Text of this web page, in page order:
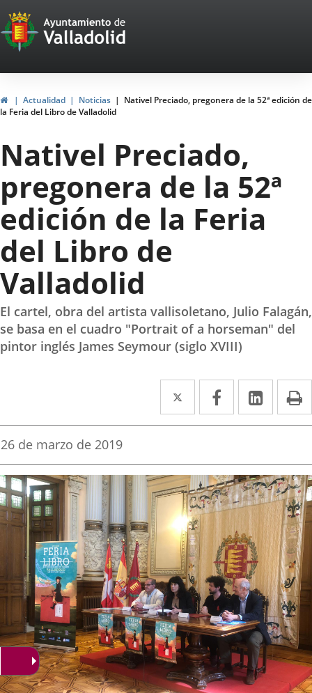
Portal
Web
del
Ayuntamiento
de
Valladolid
InicioActualidad Noticias
Nativel Preciado, pregonera de la 52ª edición de
la Feria del Libro de Valladolid
Nativel Preciado,
pregonera de la 52ª
edición de la Feria
del Libro de
Valladolid
El cartel, obra del artista vallisoletano, Julio Falagán,
se basa en el cuadro "Portrait of a horseman" del
pintor inglés James Seymour (siglo XVIII)
Twitter
Enlace
a
aplicación
externa.
Facebook
Enlace
a
aplicación
externa.
Enlace
a
Fecha
la
noticia
26 de marzo de 2019